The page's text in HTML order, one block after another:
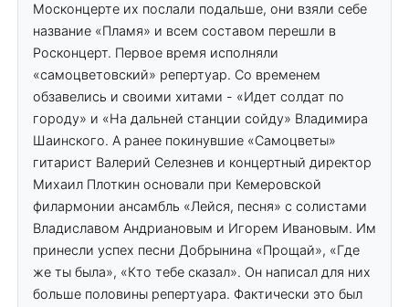
Москонцерте их послали подальше, они взяли себе
название «Пламя» и всем составом перешли в
Росконцерт. Первое время исполняли
«самоцветовский» репертуар. Со временем
обзавелись и своими хитами - «Идет солдат по
городу» и «На дальней станции сойду» Владимира
Шаинского. А ранее покинувшие «Самоцветы»
гитарист Валерий Селезнев и концертный директор
Михаил Плоткин основали при Кемеровской
филармонии ансамбль «Лейся, песня» с солистами
Владиславом Андриановым и Игорем Ивановым. Им
принесли успех песни Добрынина «Прощай», «Где
же ты была», «Кто тебе сказал». Он написал для них
больше половины репертуара. Фактически это был